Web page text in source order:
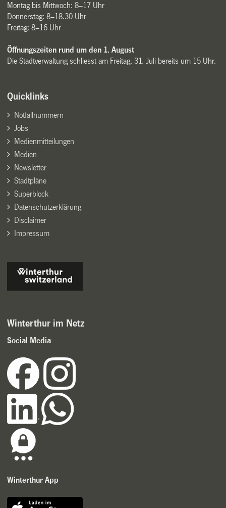
Montag bis Mittwoch: 8–17 Uhr
Donnerstag: 8–18.30 Uhr
Freitag: 8–16 Uhr
Öffnungszeiten rund um den 1. August
Die Stadtverwaltung schliesst am Freitag, 31. Juli bereits um 15 Uhr.
Quicklinks
Notfallnummern
Jobs
Medienmitteilungen
Medien
Newsletter
Stadtpläne
Superblock
Datenschutzerklärung
Disclaimer
Impressum
Winterthur im Netz
Social Media
Winterthur App